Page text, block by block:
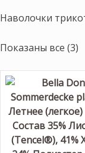
Наволочки
Показаны все (3)